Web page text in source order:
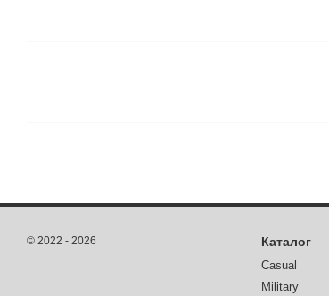
© 2022 - 2026 Каталог
Casual
Military